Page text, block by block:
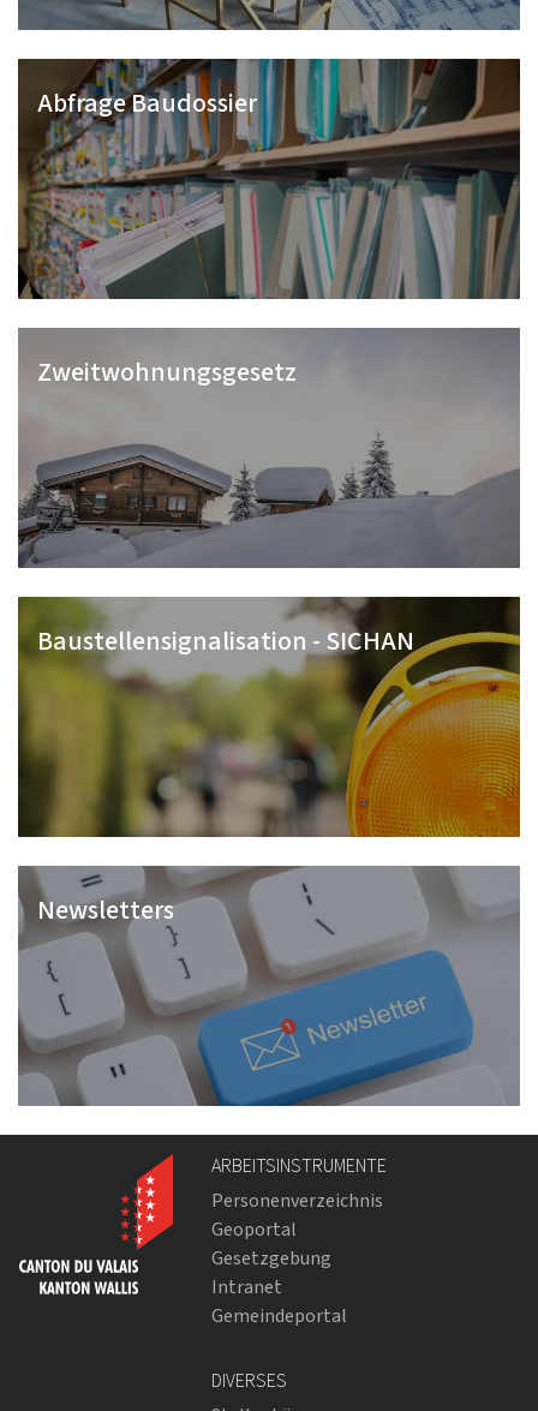
Abfrage Baudossier
Zweitwohnungsgesetz
Baustellensignalisation - SICHAN
Newsletters
ARBEITSINSTRUMENTE
Personenverzeichnis
Geoportal
Gesetzgebung
Intranet
Gemeindeportal
DIVERSES